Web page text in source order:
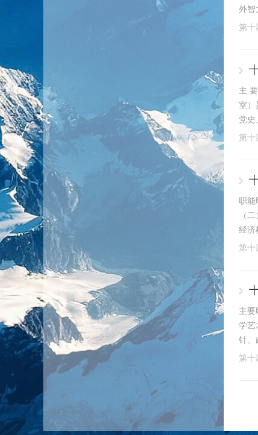
外智
第十
主
室）
党史
第十
职能
（
经济
第十
主要
学艺
针、
第十